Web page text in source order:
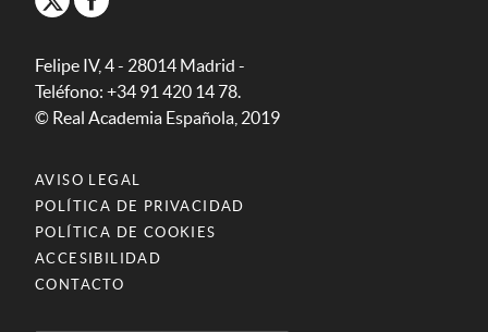
Felipe IV, 4 - 28014 Madrid -
Teléfono: +34 91 420 14 78.
© Real Academia Española, 2019
AVISO LEGAL
POLÍTICA DE PRIVACIDAD
POLÍTICA DE COOKIES
ACCESIBILIDAD
CONTACTO